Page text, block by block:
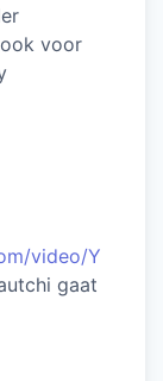
voor
video/Y
gaat